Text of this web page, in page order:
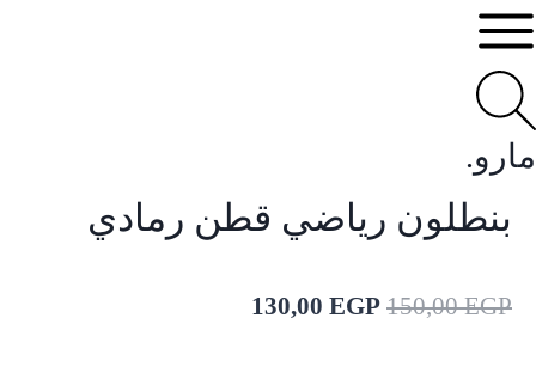
مارو.
بنطلون رياضي قطن رمادي
150,00EGP
130,00 EGP